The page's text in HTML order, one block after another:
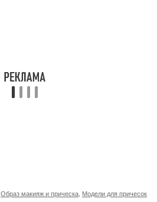
Образ макияж и прическа Модели для причесок